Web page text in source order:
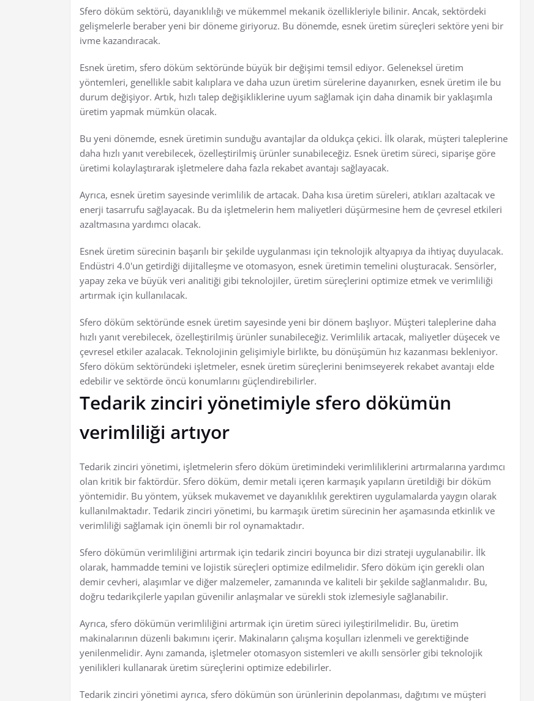
Sfero döküm sektörü, dayanıklılığı ve mükemmel mekanik özellikleriyle bilinir. Ancak, sektördeki
gelişmelerle beraber yeni bir döneme giriyoruz. Bu dönemde, esnek üretim süreçleri sektöre yeni bir
ivme kazandıracak.
Esnek üretim, sfero döküm sektöründe büyük bir değişimi temsil ediyor. Geleneksel üretim
yöntemleri, genellikle sabit kalıplara ve daha uzun üretim sürelerine dayanırken, esnek üretim ile bu
durum değişiyor. Artık, hızlı talep değişikliklerine uyum sağlamak için daha dinamik bir yaklaşımla
üretim yapmak mümkün olacak.
Bu yeni dönemde, esnek üretimin sunduğu avantajlar da oldukça çekici. İlk olarak, müşteri taleplerine
daha hızlı yanıt verebilecek, özelleştirilmiş ürünler sunabileceğiz. Esnek üretim süreci, siparişe göre
üretimi kolaylaştırarak işletmelere daha fazla rekabet avantajı sağlayacak.
Ayrıca, esnek üretim sayesinde verimlilik de artacak. Daha kısa üretim süreleri, atıkları azaltacak ve
enerji tasarrufu sağlayacak. Bu da işletmelerin hem maliyetleri düşürmesine hem de çevresel etkileri
azaltmasına yardımcı olacak.
Esnek üretim sürecinin başarılı bir şekilde uygulanması için teknolojik altyapıya da ihtiyaç duyulacak.
Endüstri 4.0'un getirdiği dijitalleşme ve otomasyon, esnek üretimin temelini oluşturacak. Sensörler,
yapay zeka ve büyük veri analitiği gibi teknolojiler, üretim süreçlerini optimize etmek ve verimliliği
artırmak için kullanılacak.
Sfero döküm sektöründe esnek üretim sayesinde yeni bir dönem başlıyor. Müşteri taleplerine daha
hızlı yanıt verebilecek, özelleştirilmiş ürünler sunabileceğiz. Verimlilik artacak, maliyetler düşecek ve
çevresel etkiler azalacak. Teknolojinin gelişimiyle birlikte, bu dönüşümün hız kazanması bekleniyor.
Sfero döküm sektöründeki işletmeler, esnek üretim süreçlerini benimseyerek rekabet avantajı elde
edebilir ve sektörde öncü konumlarını güçlendirebilirler.
Tedarik zinciri yönetimiyle sfero dökümün
verimliliği artıyor
Tedarik zinciri yönetimi, işletmelerin sfero döküm üretimindeki verimliliklerini artırmalarına yardımcı
olan kritik bir faktördür. Sfero döküm, demir metali içeren karmaşık yapıların üretildiği bir döküm
yöntemidir. Bu yöntem, yüksek mukavemet ve dayanıklılık gerektiren uygulamalarda yaygın olarak
kullanılmaktadır. Tedarik zinciri yönetimi, bu karmaşık üretim sürecinin her aşamasında etkinlik ve
verimliliği sağlamak için önemli bir rol oynamaktadır.
Sfero dökümün verimliliğini artırmak için tedarik zinciri boyunca bir dizi strateji uygulanabilir. İlk
olarak, hammadde temini ve lojistik süreçleri optimize edilmelidir. Sfero döküm için gerekli olan
demir cevheri, alaşımlar ve diğer malzemeler, zamanında ve kaliteli bir şekilde sağlanmalıdır. Bu,
doğru tedarikçilerle yapılan güvenilir anlaşmalar ve sürekli stok izlemesiyle sağlanabilir.
Ayrıca, sfero dökümün verimliliğini artırmak için üretim süreci iyileştirilmelidir. Bu, üretim
makinalarının düzenli bakımını içerir. Makinaların çalışma koşulları izlenmeli ve gerektiğinde
yenilenmelidir. Aynı zamanda, işletmeler otomasyon sistemleri ve akıllı sensörler gibi teknolojik
yenilikleri kullanarak üretim süreçlerini optimize edebilirler.
Tedarik zinciri yönetimi ayrıca, sfero dökümün son ürünlerinin depolanması, dağıtımı ve müşteri